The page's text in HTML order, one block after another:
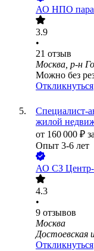
АО НПО
3.9
•
21 отзыв
Москва, р-н
Можно без
Откликнуться
Специалист-
жилой
от 160 000 ₽
Опыт 3-6 лет
АО СЗ
4.3
•
9 отзывов
Москва
Достоевская
Откликнуться